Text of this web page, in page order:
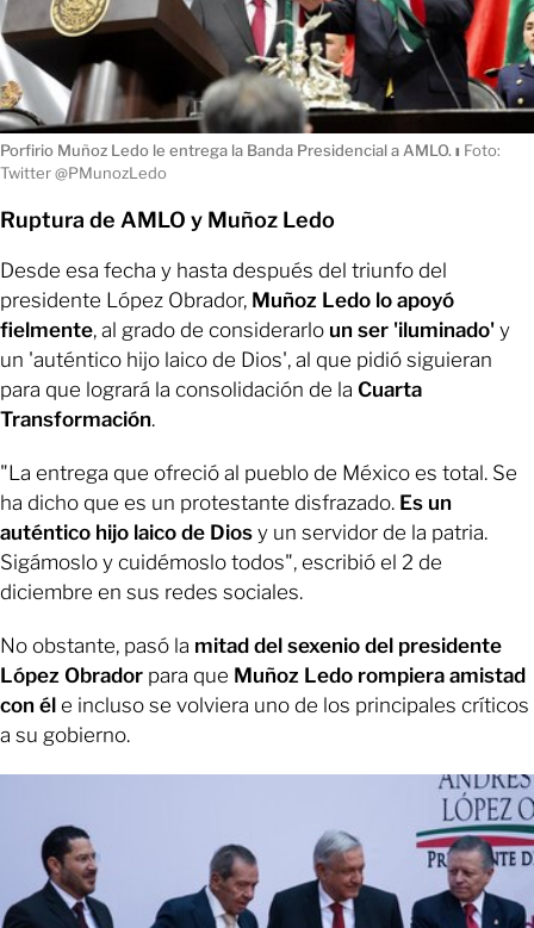
Porfirio Muñoz Ledo le entrega la Banda Presidencial a AMLO. ı Foto:
Twitter @PMunozLedo
Ruptura de AMLO y Muñoz Ledo
Desde esa fecha y hasta después del triunfo del
presidente López Obrador, Muñoz Ledo lo apoyó
fielmente, al grado de considerarlo un ser 'iluminado' y
un 'auténtico hijo laico de Dios', al que pidió siguieran
para que logrará la consolidación de la Cuarta
Transformación.
"La entrega que ofreció al pueblo de México es total. Se
ha dicho que es un protestante disfrazado. Es un
auténtico hijo laico de Dios y un servidor de la patria.
Sigámoslo y cuidémoslo todos", escribió el 2 de
diciembre en sus redes sociales.
No obstante, pasó la mitad del sexenio del presidente
López Obrador para que Muñoz Ledo rompiera amistad
con él e incluso se volviera uno de los principales críticos
a su gobierno.